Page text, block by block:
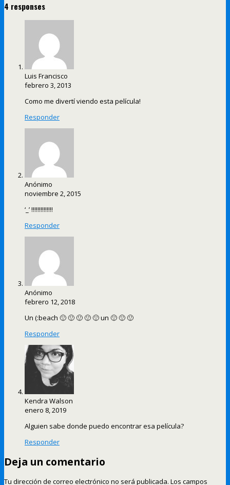
4 responses
Luis Francisco
febrero 3, 2013
Como me divertí viendo esta película!
Responder
Anónimo
noviembre 2, 2015
‘_’ !!!!!!!!!!!!!!
Responder
Anónimo
febrero 12, 2018
Un (:beach 🙂 🙂 🙂 🙂 🙂 un 🙂 🙂 🙂
Responder
Kendra Walson
enero 8, 2019
Alguien sabe donde puedo encontrar esa película?
Responder
Deja un comentario
Tu dirección de correo electrónico no será publicada. Los campos